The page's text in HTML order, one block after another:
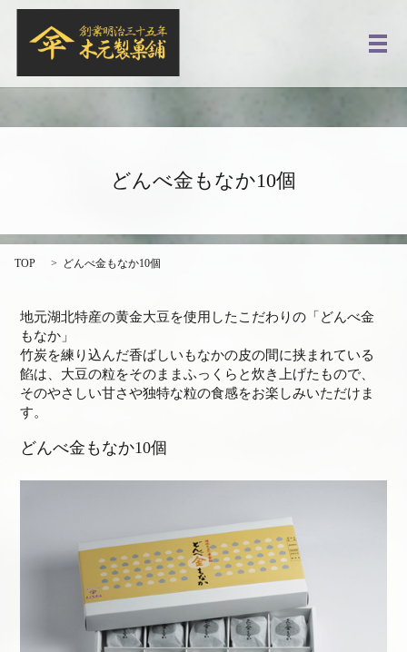
メ
どんべ金もなか10個
TOP どんべ金もなか10個
地元湖北特産の黄金大豆を使用したこだわりの「どんべ金
もなか」
竹炭を練り込んだ香ばしいもなかの皮の間に挟まれている
餡は、大豆の粒をそのままふっくらと炊き上げたもので、
そのやさしい甘さや独特な粒の食感をお楽しみいただけま
す。
どんべ金もなか10個